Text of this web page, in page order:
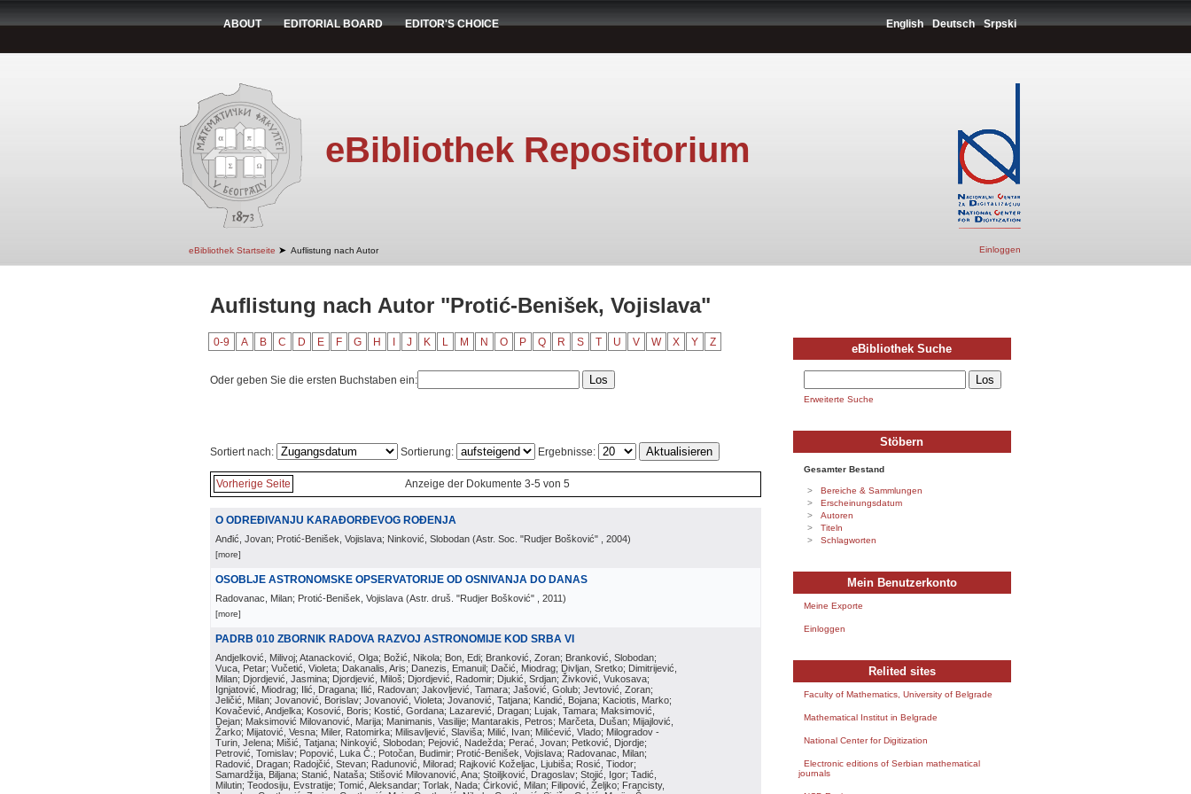
ABOUT EDITORIAL BOARD EDITOR'S CHOICE English Deutsch Srpski
eBibliothek Repositorium
eBibliothek Startseite ➤ Auflistung nach Autor Einloggen
Auflistung nach Autor "Protić-Benišek, Vojislava"
0-9 A B C D E F G H J K L M N O P Q R S T U V W X Y Z
Oder geben Sie die ersten Buchstaben ein:
Sortiert nach: Sortierung: Ergebnisse:
Vorherige Seite Anzeige der Dokumente 3-5 von 5
O ODREĐIVANJU KARAĐORĐEVOG ROĐENJA
Anđić, Jovan; Protić-Benišek, Vojislava; Ninković, Slobodan (Astr. Soc. "Rudjer Bošković" , 2004)
[more]
OSOBLJE ASTRONOMSKE OPSERVATORIJE OD OSNIVANJA DO DANAS
Radovanac, Milan; Protić-Benišek, Vojislava (Astr. druš. "Rudjer Bošković" , 2011)
[more]
PADRB 010 ZBORNIK RADOVA RAZVOJ ASTRONOMIJE KOD SRBA VI
Andjelković, Milivoj; Atanacković, Olga; Božić, Nikola; Bon, Edi; Branković, Zoran; Branković, Slobodan;
Vuca, Petar; Vučetić, Violeta; Dakanalis, Aris; Danezis, Emanuil; Dačić, Miodrag; Divljan, Sretko; Dimitrijević,
Milan; Djordjević, Jasmina; Djordjević, Miloš; Djordjević, Radomir; Djukić, Srdjan; Živković, Vukosava;
Ignjatović, Miodrag; Ilić, Dragana; Ilić, Radovan; Jakovljević, Tamara; Jašović, Golub; Jevtović, Zoran;
Jeličić, Milan; Jovanović, Borislav; Jovanović, Violeta; Jovanović, Tatjana; Kandić, Bojana; Kaciotis, Marko;
Kovačević, Andjelka; Kosović, Boris; Kostić, Gordana; Lazarević, Dragan; Lujak, Tamara; Maksimović,
Dejan; Maksimović Milovanović, Marija; Manimanis, Vasilije; Mantarakis, Petros; Marčeta, Dušan; Mijajlović,
Žarko; Mijatović, Vesna; Miler, Ratomirka; Milisavljević, Slaviša; Milić, Ivan; Milićević, Vlado; Milogradov -
Turin, Jelena; Mišić, Tatjana; Ninković, Slobodan; Pejović, Nadežda; Perać, Jovan; Petković, Djordje;
Petrović, Tomislav; Popović, Luka Č.; Potočan, Budimir; Protić-Benišek, Vojislava; Radovanac, Milan;
Radović, Dragan; Radojčić, Stevan; Radunović, Milorad; Rajković Koželjac, Ljubiša; Rosić, Tiodor;
Samardžija, Biljana; Stanić, Nataša; Stišović Milovanović, Ana; Stoiljković, Dragoslav; Stojić, Igor; Tadić,
Milutin; Teodosiju, Evstratije; Tomić, Aleksandar; Torlak, Nada; Ćirković, Milan; Filipović, Željko; Francisty,
eBibliothek Suche
Erweiterte Suche
Stöbern
Gesamter Bestand
Bereiche & Sammlungen
Erscheinungsdatum
Autoren
Titeln
Schlagworten
Mein Benutzerkonto
Meine Exporte
Einloggen
Relited sites
Faculty of Mathematics, University of Belgrade
Mathematical Institut in Belgrade
National Center for Digitization
Electronic editions of Serbian mathematical
journals